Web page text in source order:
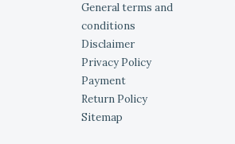
General terms and
conditions
Disclaimer
Privacy Policy
Payment
Return Policy
Sitemap